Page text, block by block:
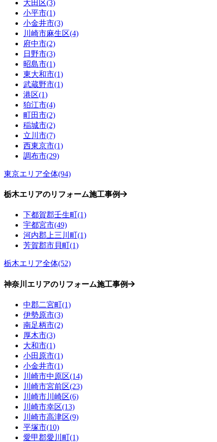
大田区(3)
小平市(1)
小金井市(3)
川崎市麻生区(4)
府中市(2)
日野市(3)
昭島市(1)
東大和市(1)
武蔵野市(1)
港区(1)
狛江市(4)
町田市(2)
稲城市(2)
立川市(7)
西東京市(1)
調布市(29)
東京エリア全体(94)
栃木エリアのリフォーム施工事例
下都賀郡壬生町(1)
宇都宮市(49)
河内郡上三川町(1)
芳賀郡市貝町(1)
栃木エリア全体(52)
神奈川エリアのリフォーム施工事例
中郡二宮町(1)
伊勢原市(3)
南足柄市(2)
厚木市(3)
大和市(1)
小田原市(1)
小金井市(1)
川崎市中原区(14)
川崎市宮前区(23)
川崎市川崎区(6)
川崎市幸区(13)
川崎市高津区(9)
平塚市(10)
愛甲郡愛川町(1)